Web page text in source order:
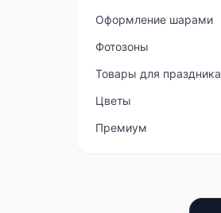
Оформление шарами
Фотозоны
Товары для праздника
Цветы
Премиум